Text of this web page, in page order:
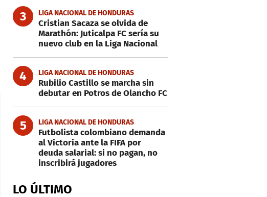
3 LIGA NACIONAL DE HONDURAS
Cristian Sacaza se olvida de
Marathón: Juticalpa FC sería su
nuevo club en la Liga Nacional
4 LIGA NACIONAL DE HONDURAS
Rubilio Castillo se marcha sin
debutar en Potros de Olancho FC
5 LIGA NACIONAL DE HONDURAS
Futbolista colombiano demanda
al Victoria ante la FIFA por
deuda salarial: si no pagan, no
inscribirá jugadores
LO ÚLTIMO